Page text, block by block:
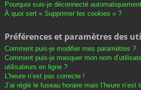
Pourquoi suis-je déconnecté
À quoi sert « Supprimer les cookies » ?
Préférences et paramètres des
Comment puis-je modifier mes paramètres ?
Comment puis-je masquer mon nom
utilisateurs en ligne ?
L’heure n’est pas correcte !
J’ai réglé le fuseau horaire mais l’heure